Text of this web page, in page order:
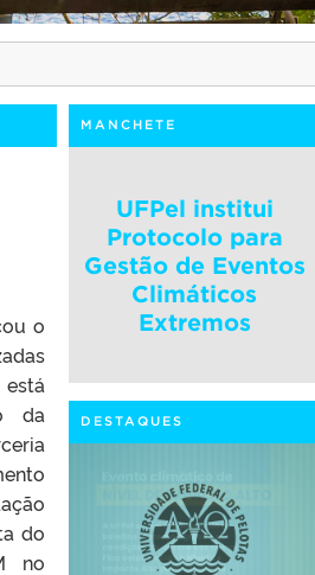
o
da
do
no
MANCHETE
UFPel institui
Protocolo para
Gestão de Eventos
Climáticos
Extremos
DESTAQUES